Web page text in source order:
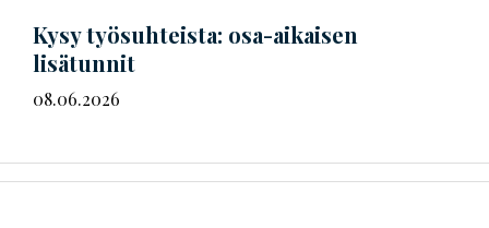
Kysy työsuhteista: osa-aikaisen
lisätunnit
08.06.2026